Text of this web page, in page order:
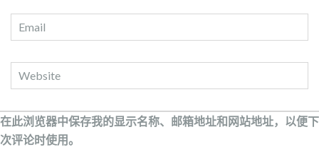
在此浏览器中保存我的显示名称、邮箱地址和网站地址，以便下
次评论时使用。